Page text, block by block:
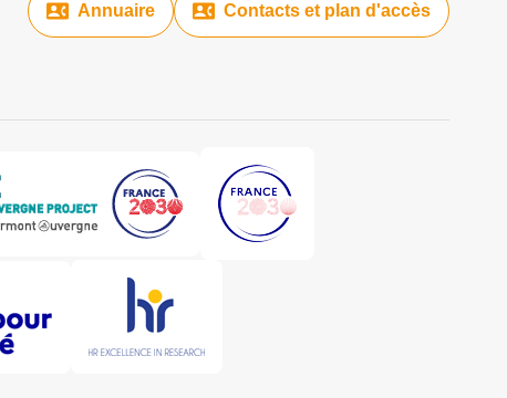
Annuaire Contacts et plan d'accès